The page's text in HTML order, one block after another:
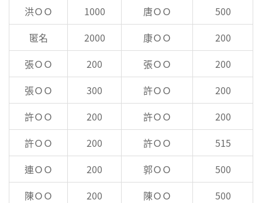
洪ＯＯ 1000 唐ＯＯ
500
匿名
2000 康ＯＯ
200
張ＯＯ
200 張ＯＯ
200
張ＯＯ
300 許ＯＯ
200
許ＯＯ
200 許ＯＯ
200
許ＯＯ
200 許ＯＯ
515
連ＯＯ
200 郭ＯＯ
500
陳ＯＯ
200 陳ＯＯ
500